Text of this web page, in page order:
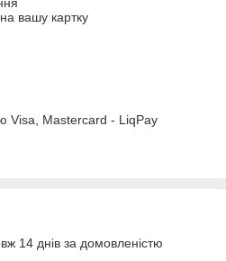
вашу картку
Visa, Mastercard - LiqPay
14 днів за домовленістю